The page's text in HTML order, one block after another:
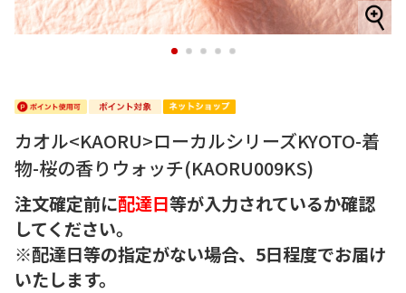
1 2 3 4 5
カオル<KAORU>ローカルシリーズKYOTO-着
物-桜の香りウォッチ(KAORU009KS)
注文確定前に配達日等が入力されているか確認
してください。
※配達日等の指定がない場合、5日程度でお届け
いたします。